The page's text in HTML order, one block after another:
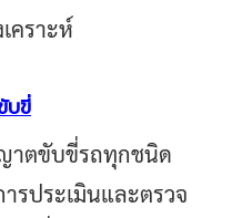
คราะห์
บขี่
าตขับขี่รถทุกชนิด
รประเมินและตรวจ